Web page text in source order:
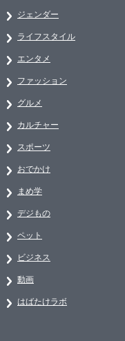
ジェンダー
ライフスタイル
エンタメ
ファッション
グルメ
カルチャー
スポーツ
おでかけ
まめ学
デジもの
ペット
ビジネス
動画
はばたけラボ